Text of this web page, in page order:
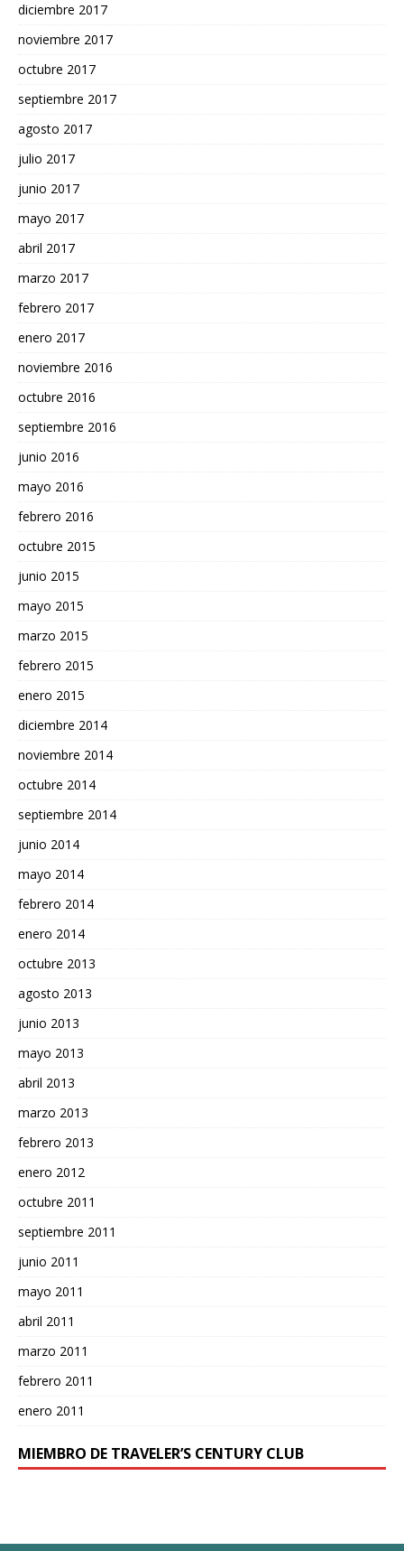
diciembre 2017
noviembre 2017
octubre 2017
septiembre 2017
agosto 2017
julio 2017
junio 2017
mayo 2017
abril 2017
marzo 2017
febrero 2017
enero 2017
noviembre 2016
octubre 2016
septiembre 2016
junio 2016
mayo 2016
febrero 2016
octubre 2015
junio 2015
mayo 2015
marzo 2015
febrero 2015
enero 2015
diciembre 2014
noviembre 2014
octubre 2014
septiembre 2014
junio 2014
mayo 2014
febrero 2014
enero 2014
octubre 2013
agosto 2013
junio 2013
mayo 2013
abril 2013
marzo 2013
febrero 2013
enero 2012
octubre 2011
septiembre 2011
junio 2011
mayo 2011
abril 2011
marzo 2011
febrero 2011
enero 2011
MIEMBRO DE TRAVELER’S CENTURY CLUB